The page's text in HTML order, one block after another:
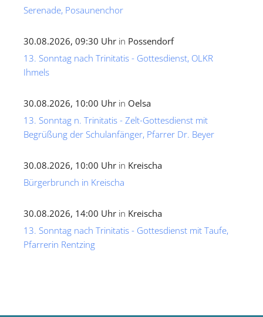
Serenade, Posaunenchor
30.08.2026, 09:30 Uhr in Possendorf
13. Sonntag nach Trinitatis - Gottesdienst, OLKR
Ihmels
30.08.2026, 10:00 Uhr in Oelsa
13. Sonntag n. Trinitatis - Zelt-Gottesdienst mit
Begrüßung der Schulanfänger, Pfarrer Dr. Beyer
30.08.2026, 10:00 Uhr in Kreischa
Bürgerbrunch in Kreischa
30.08.2026, 14:00 Uhr in Kreischa
13. Sonntag nach Trinitatis - Gottesdienst mit Taufe,
Pfarrerin Rentzing